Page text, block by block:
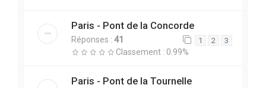
Paris - Pont de la Concorde
Réponses : 41 1 2 3
Classement : 0.99%
Paris - Pont de la Tournelle